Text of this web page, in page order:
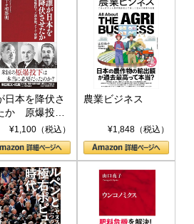
日本を降伏さ
か 原爆投
ソ連参戦、そ
聖断 (PHP新
¥1,100（税込）
農業ビジネス
¥1,848（税込）